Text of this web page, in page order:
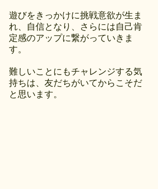
遊びをきっかけに挑戦意欲が生ま
れ、自信となり、さらには自己肯
定感のアップに繋がっていきま
す。
難しいことにもチャレンジする気
持ちは、友だちがいてからこそだ
と思います。